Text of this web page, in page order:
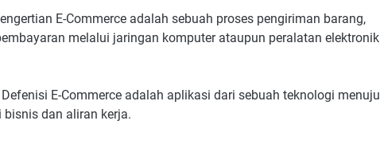
E-Commerce adalah sebuah proses pengiriman barang,
melalui jaringan komputer ataupun peralatan elektronik
Defenisi E-Commerce adalah aplikasi dari sebuah teknologi menuju
dan aliran kerja.